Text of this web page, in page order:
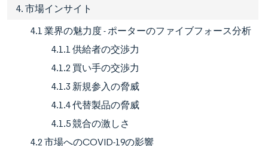
4. 市場インサイト
4.1 業界の魅力度 - ポーターのファイブフォース分析
4.1.1 供給者の交渉力
4.1.2 買い手の交渉力
4.1.3 新規参入の脅威
4.1.4 代替製品の脅威
4.1.5 競合の激しさ
4.2 市場へのCOVID-19の影響